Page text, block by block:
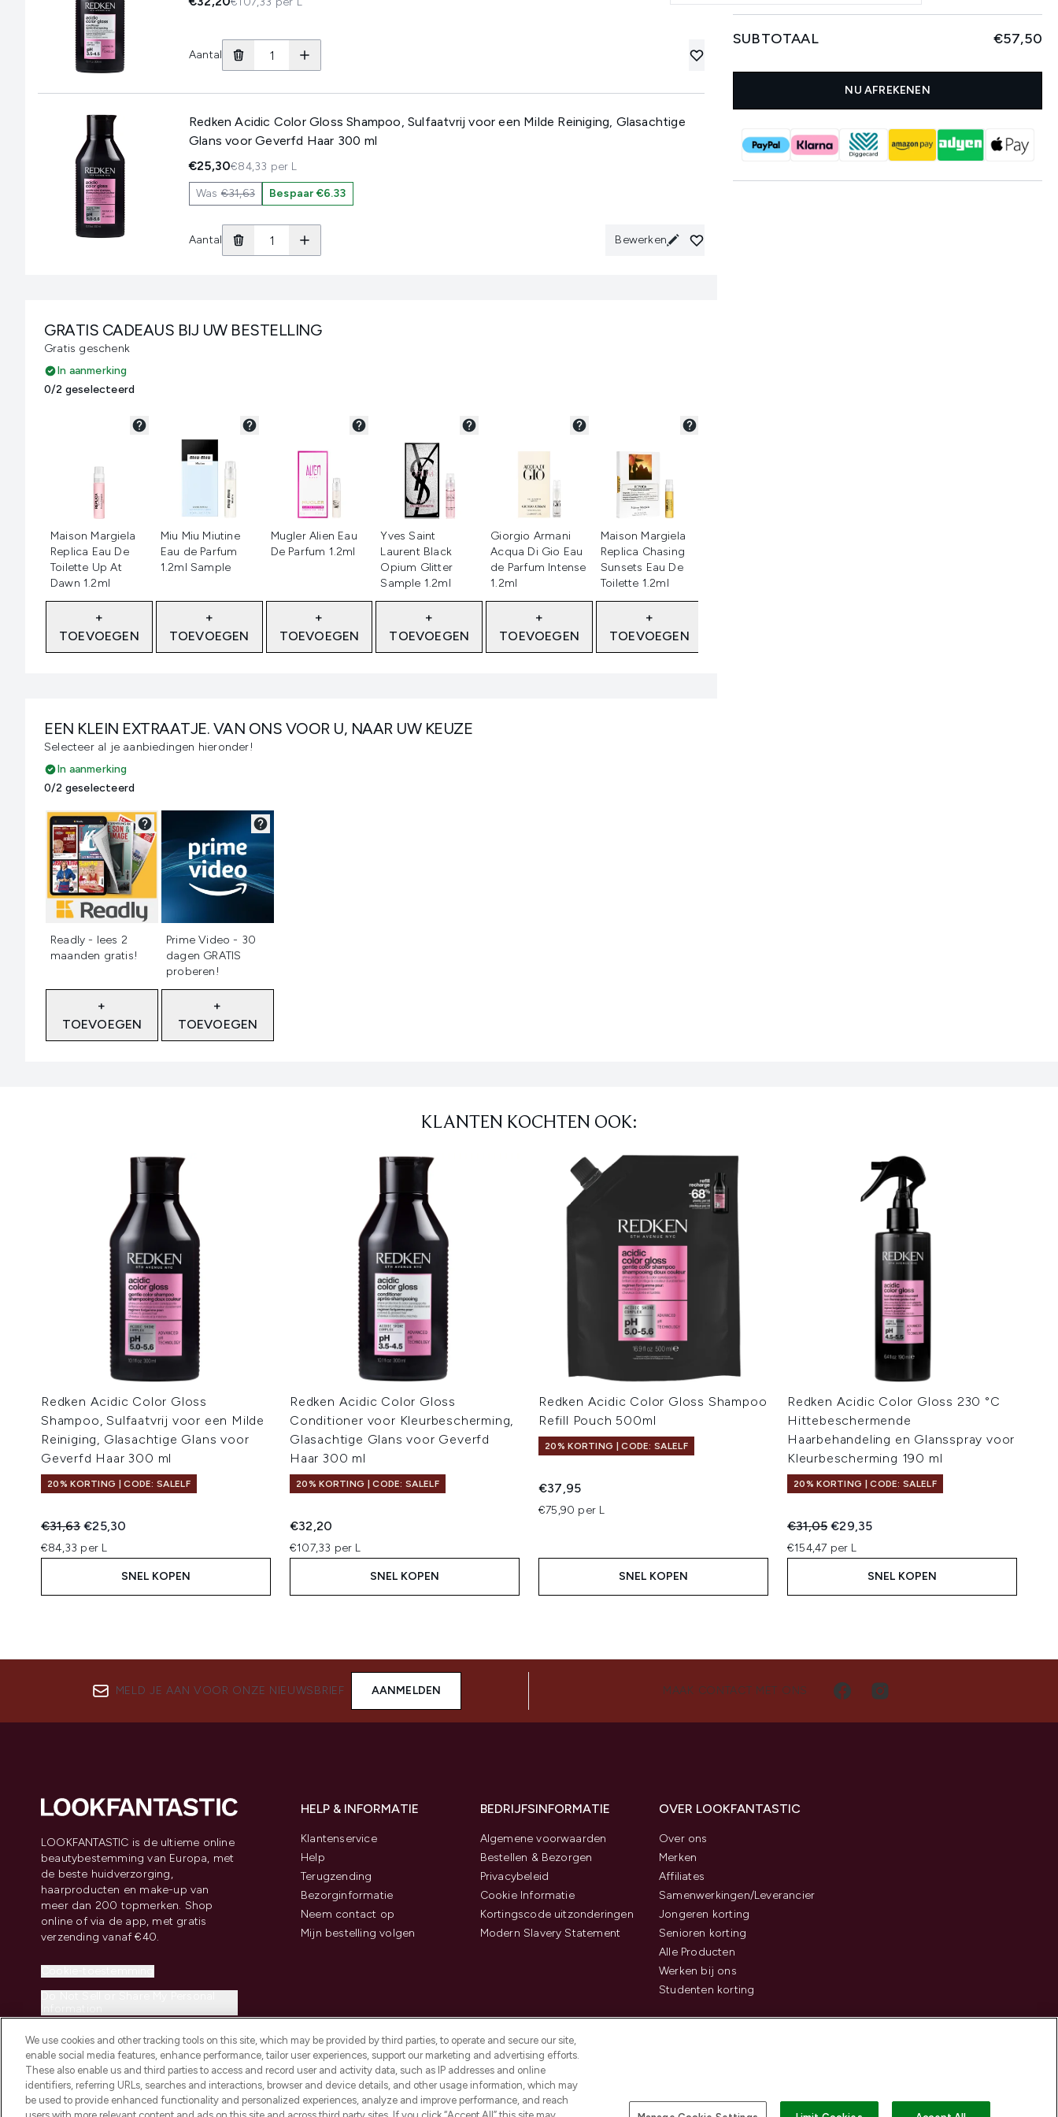
Aantal
Redken Acidic Color Gloss Shampoo, Sulfaatvrij voor een Milde Reiniging, Glasachtige
Glans voor Geverfd Haar 300 ml
€25,30€84,33 per L
Was€31,63 Bespaar €6.33
Aantal Bewerken
GRATIS CADEAUS BIJ UW BESTELLING
Gratis geschenk
In aanmerking
0/2 geselecteerd
Maison Margiela
Replica Eau De
Toilette Up At
Dawn 1.2ml
+
TOEVOEGEN
Miu Miu Miutine
Eau de Parfum
1.2ml Sample
+
TOEVOEGEN
Mugler Alien Eau
De Parfum 1.2ml
+
TOEVOEGEN
Yves Saint
Laurent Black
Opium Glitter
Sample 1.2ml
+
TOEVOEGEN
Giorgio Armani
Acqua Di Gio Eau
de Parfum Intense
1.2ml
+
TOEVOEGEN
Maison Margiela
Replica Chasing
Sunsets Eau De
Toilette 1.2ml
+
TOEVOEGEN
EEN KLEIN EXTRAATJE. VAN ONS VOOR U, NAAR UW KEUZE
Selecteer al je aanbiedingen hieronder!
In aanmerking
0/2 geselecteerd
Readly - lees 2
maanden gratis!
+
TOEVOEGEN
Prime Video - 30
dagen GRATIS
proberen!
+
TOEVOEGEN
SUBTOTAAL €57,50
NU AFREKENEN
KLANTEN KOCHTEN OOK:
Redken Acidic Color Gloss
Shampoo, Sulfaatvrij voor een Milde
Reiniging, Glasachtige Glans voor
Geverfd Haar 300 ml
20% KORTING | CODE: SALELF
Recommended Retail Price:
€31,63Huidige prijs:
€25,30
€84,33 per L
SNEL KOPEN
Redken Acidic Color Gloss
Conditioner voor Kleurbescherming,
Glasachtige Glans voor Geverfd
Haar 300 ml
20% KORTING | CODE: SALELF
€32,20
€107,33 per L
SNEL KOPEN
Redken Acidic Color Gloss Shampoo
Refill Pouch 500ml
20% KORTING | CODE: SALELF
€37,95
€75,90 per L
SNEL KOPEN
Redken Acidic Color Gloss 230 °C
Hittebeschermende
Haarbehandeling en Glansspray voor
Kleurbescherming 190 ml
20% KORTING | CODE: SALELF
Recommended Retail Price:
€31,05Huidige prijs:
€29,35
€154,47 per L
SNEL KOPEN
MELD JE AAN VOOR ONZE NIEUWSBRIEF AANMELDEN MAAK CONTACT MET ONS
LOOKFANTASTIC is de ultieme online
beautybestemming van Europa, met
de beste huidverzorging,
haarproducten en make-up van
meer dan 200 topmerken. Shop
online of via de app, met gratis
verzending vanaf €40.
HELP & INFORMATIE
Klantenservice
Help
Terugzending
Bezorginformatie
Neem contact op
Mijn bestelling volgen
BEDRIJFSINFORMATIE
Algemene voorwaarden
Bestellen & Bezorgen
Privacybeleid
Cookie Informatie
Kortingscode uitzonderingen
Modern Slavery Statement
OVER LOOKFANTASTIC
Over ons
Merken
Affiliates
Samenwerkingen/Leverancier
Jongeren korting
Senioren korting
Alle Producten
Werken bij ons
Studenten korting
2026 THG Beauty Europe GmbH Maximilianstrasse 54 80538 Munich Betaal veilig met
We use cookies and other tracking tools on this site, which may be provided by third parties, to operate and secure our site,
enable social media features, enhance performance, tailor user experiences, support our marketing and advertising efforts.
These also enable us and third parties to access and record user and activity data, such as IP addresses and online
identifiers, referring URLs, searches and interactions, browser and device details, and other usage information, which may
be used to provide enhanced functionality and personalized experiences, analyze and improve performance, and reach